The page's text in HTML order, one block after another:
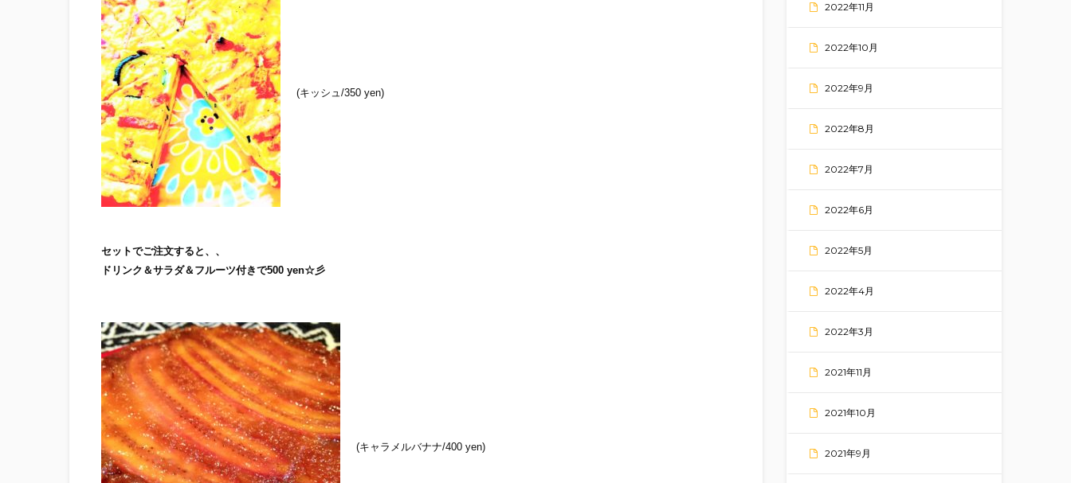
(キッシュ/350 yen)
セットでご注文すると、、
ドリンク＆サラダ＆フルーツ付きで500 yen☆彡
(キャラメルバナナ/400 yen)
2022年11月
2022年10月
2022年9月
2022年8月
2022年7月
2022年6月
2022年5月
2022年4月
2022年3月
2021年11月
2021年10月
2021年9月